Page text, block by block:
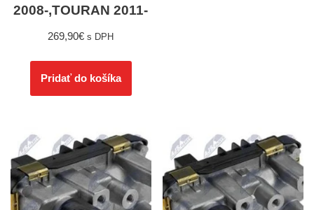
2008-,TOURAN 2011-
269,90€ s DPH
Pridať do košíka